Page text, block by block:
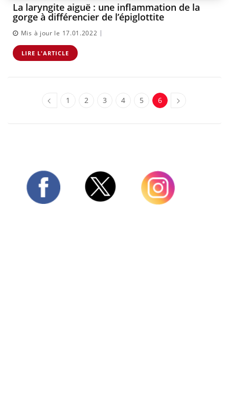
La laryngite aiguë : une inflammation de la
gorge à différencier de l’épiglottite
Mis à jour le 17.01.2022 |
LIRE L'ARTICLE
1 2 3 4 5 6